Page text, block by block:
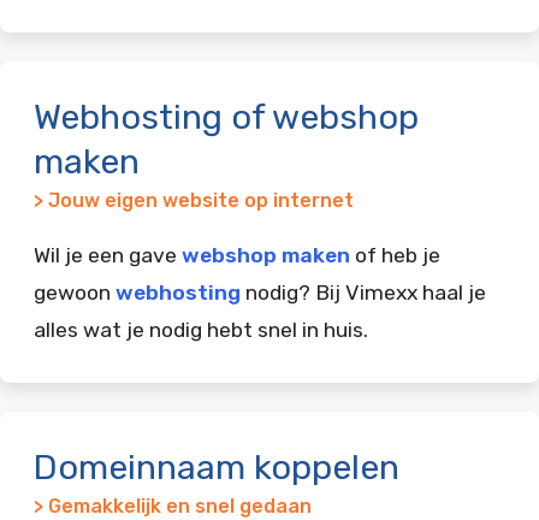
Webhosting of webshop
maken
> Jouw eigen website op internet
Wil je een gave webshop maken of heb je
gewoon webhosting nodig? Bij Vimexx haal je
alles wat je nodig hebt snel in huis.
Domeinnaam koppelen
> Gemakkelijk en snel gedaan